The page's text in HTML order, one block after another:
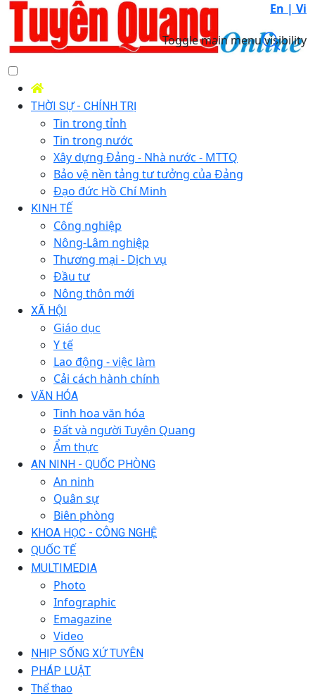
En | Vi
Toggle main menu visibility
THỜI SỰ - CHÍNH TRỊ
Tin trong tỉnh
Tin trong nước
Xây dựng Đảng - Nhà nước - MTTQ
Bảo vệ nền tảng tư tưởng của Đảng
Đạo đức Hồ Chí Minh
KINH TẾ
Công nghiệp
Nông-Lâm nghiệp
Thương mại - Dịch vụ
Đầu tư
Nông thôn mới
XÃ HỘI
Giáo dục
Y tế
Lao động - việc làm
Cải cách hành chính
VĂN HÓA
Tinh hoa văn hóa
Đất và người Tuyên Quang
Ẩm thực
AN NINH - QUỐC PHÒNG
An ninh
Quân sự
Biên phòng
KHOA HỌC - CÔNG NGHỆ
QUỐC TẾ
MULTIMEDIA
Photo
Infographic
Emagazine
Video
NHỊP SỐNG XỨ TUYÊN
PHÁP LUẬT
Thể thao